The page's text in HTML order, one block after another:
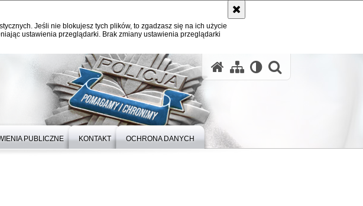
Jeśli nie blokujesz tych plików, to zgadzasz się na ich użycie
ustawienia przeglądarki. Brak zmiany ustawienia przeglądarki
PUBLICZNE KONTAKT OCHRONA DANYCH